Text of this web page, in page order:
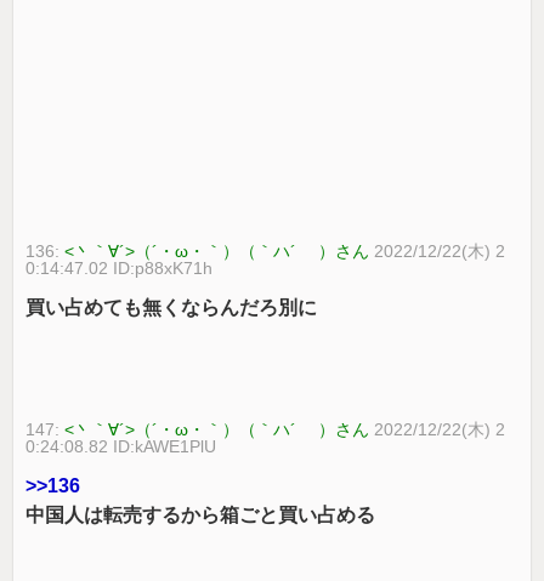
136:<丶｀∀´>（´・ω・｀）（｀ハ´ ）さん 2022/12/22(木) 2
0:14:47.02 ID:p88xK71h
買い占めても無くならんだろ別に
147:<丶｀∀´>（´・ω・｀）（｀ハ´ ）さん 2022/12/22(木) 2
0:24:08.82 ID:kAWE1PlU
>>136
中国人は転売するから箱ごと買い占める